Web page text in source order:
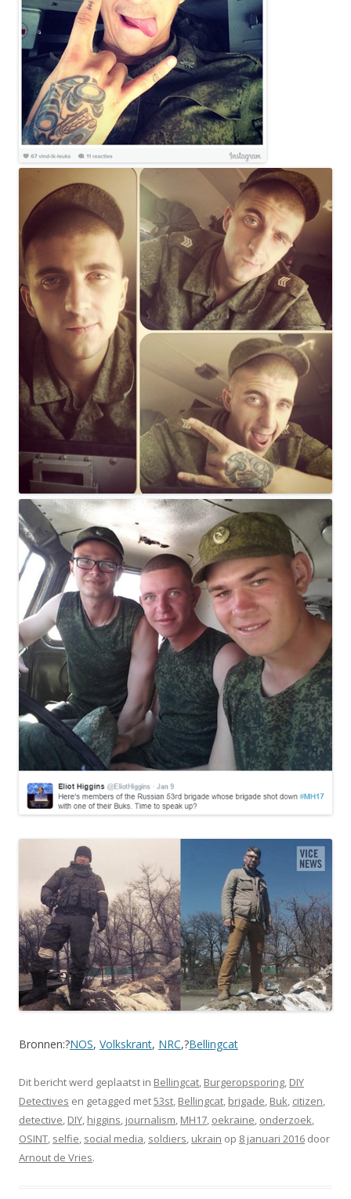
Bronnen:?NOS, Volkskrant, NRC,?Bellingcat
Dit bericht werd geplaatst in Bellingcat, Burgeropsporing, DIY
Detectives en getagged met53st, Bellingcat, brigade, Buk, citizen,
detective, DIY, higgins, journalism, MH17, oekraine, onderzoek,
OSINT, selfie, social media, soldiers, ukrain op 8 januari 2016 door
Arnout de Vries.